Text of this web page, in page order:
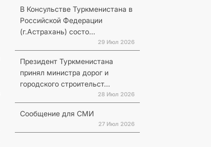
В Консульстве Туркменистана в
Российской Федерации
(г.Астрахань) состо...
29 Июл 2026
Президент Туркменистана
принял министра дорог и
городского строительст...
28 Июл 2026
Сообщение для СМИ
27 Июл 2026